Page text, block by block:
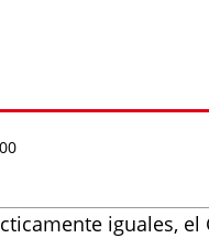
iguales, el